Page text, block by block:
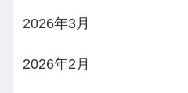
2026年3月
2026年2月